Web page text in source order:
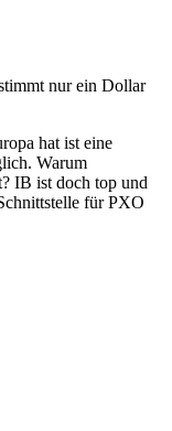
nur ein Dollar
hat ist eine
Warum
IB ist doch top und
für PXO